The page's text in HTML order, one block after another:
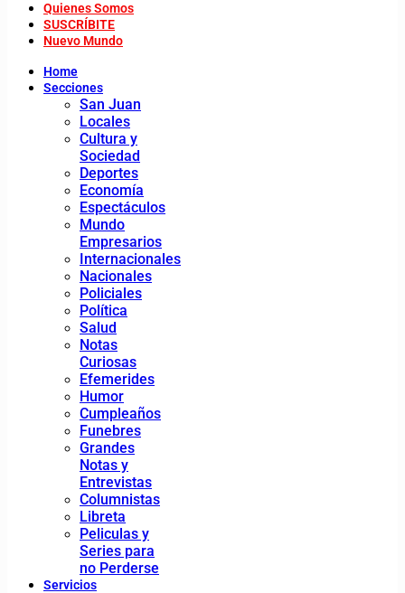
Quienes Somos
SUSCRÍBITE
Nuevo Mundo
Home
Secciones
San Juan
Locales
Cultura y
Sociedad
Deportes
Economía
Espectáculos
Mundo
Empresarios
Internacionales
Nacionales
Policiales
Política
Salud
Notas
Curiosas
Efemerides
Humor
Cumpleaños
Funebres
Grandes
Notas y
Entrevistas
Columnistas
Libreta
Peliculas y
Series para
no Perderse
Servicios